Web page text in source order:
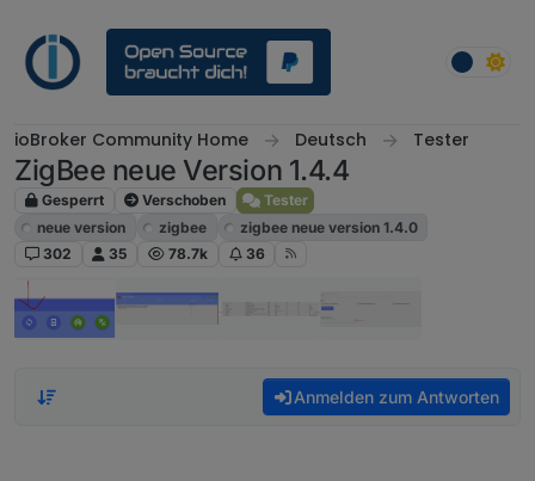
ioBroker Community Home Deutsch Tester
ZigBee neue Version 1.4.4
Gesperrt Verschoben
Tester
neue version
zigbee
zigbee neue version 1.4.0
302
35 78.7k 36
Anmelden zum Antworten